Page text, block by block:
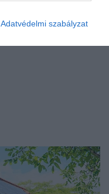
Adatvédelmi szabályzat